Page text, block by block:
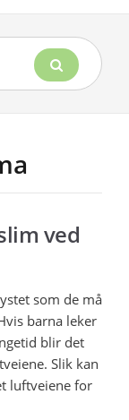
ved
som de må
barna leker
blir det
Slik kan
luftveiene for